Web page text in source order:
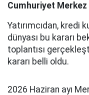
Cumhuriyet Merkez
Yatırımcıdan, kredi
dünyası bu kararı
toplantısı
kararı belli oldu.
2026 Haziran ayı